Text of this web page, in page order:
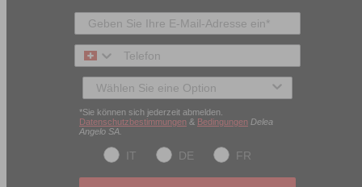
Telefon
Typ des Kunden
*Sie können sich jederzeit abmelden.
Datenschutzbestimmungen& Bedingungen Delea
Angelo SA.
IT DE FR